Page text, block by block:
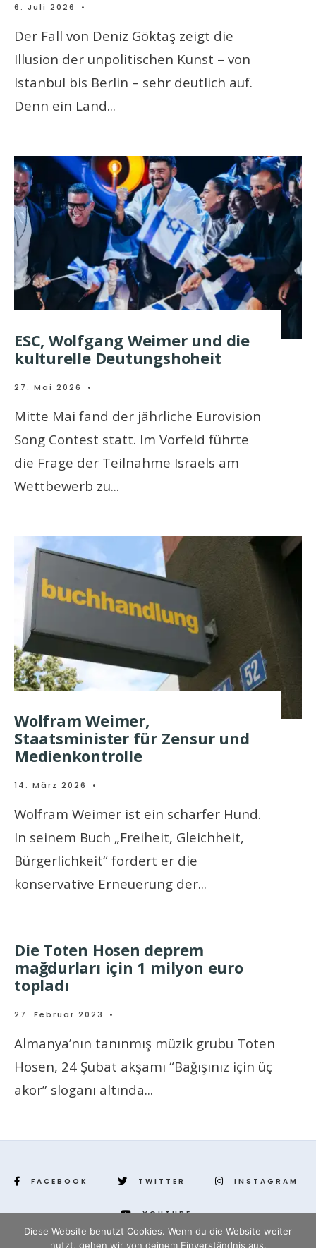
6. Juli 2026 •
Der Fall von Deniz Göktaş zeigt die
Illusion der unpolitischen Kunst – von
Istanbul bis Berlin – sehr deutlich auf.
Denn ein Land...
ESC, Wolfgang Weimer und die
kulturelle Deutungshoheit
27. Mai 2026 •
Mitte Mai fand der jährliche Eurovision
Song Contest statt. Im Vorfeld führte
die Frage der Teilnahme Israels am
Wettbewerb zu...
Wolfram Weimer,
Staatsminister für Zensur und
Medienkontrolle
14. März 2026 •
Wolfram Weimer ist ein scharfer Hund.
In seinem Buch „Freiheit, Gleichheit,
Bürgerlichkeit“ fordert er die
konservative Erneuerung der...
Die Toten Hosen deprem
mağdurları için 1 milyon euro
topladı
27. Februar 2023 •
Almanya’nın tanınmış müzik grubu Toten
Hosen, 24 Şubat akşamı “Bağışınız için üç
akor” sloganı altında...
FACEBOOK TWITTER INSTAGRAM
YOUTUBE
Diese Website benutzt Cookies. Wenn du die Website weiter
nutzt, gehen wir von deinem Einverständnis aus.